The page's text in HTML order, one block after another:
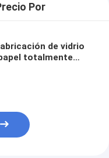
Por
de vidrio
totalmente